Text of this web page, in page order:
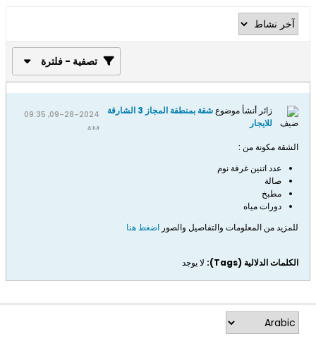
تصفية - فلترة
زائر أنشأ موضوع
شقة بمنطقة المجاز 3 الشارقة
للايجار
09-28-2024, 09:35
AM
الشقة مكونة من :
عدد اتنين غرفة نوم
صالة
مطبخ
دورات مياه
للمزيد من المعلومات والتفاصيل والصور​ اضغط هنا​​
الكلمات الدلالية (Tags): لا يوجد